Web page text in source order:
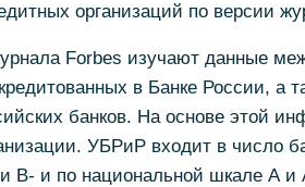
организаций по версии
Forbes изучают данные
в Банке России, а
банков. На основе этой
УБРиР входит в число
B- и по национальной шкале А и